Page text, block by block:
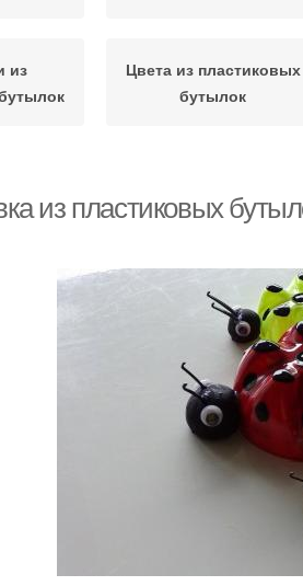
из
Цвета из пластиковых
бутылок
из пластиковых